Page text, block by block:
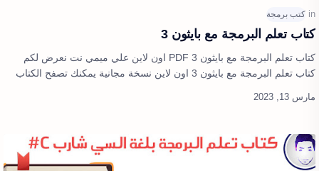
كتاب تعلم البرمجة مع بايثون 3
كتاب تعلم البرمجة مع بايثون 3 PDF اون لاين علي ميمي نت نعرض لكم
كتاب تعلم البرمجة مع بايثون 3 اون لاين نسخة مجانية يمكنك تصفح الكتاب